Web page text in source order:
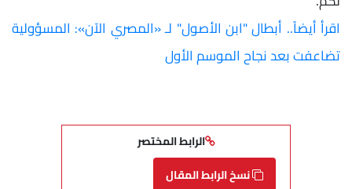
اقرأ أيضاً.. أبطال "ابن الأصول" لـ «المصري الآن»: المسؤولية
تضاعفت بعد نجاح الموسم الأول
الرابط المختصر
نسخ الرابط المقال